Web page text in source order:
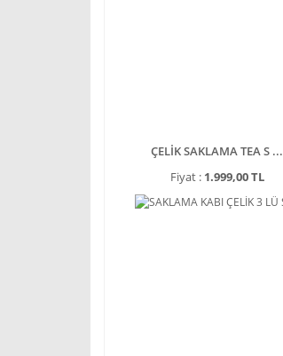
ÇELİK SAKLAMA TEA S ...
Fiyat : 1.999,00 TL